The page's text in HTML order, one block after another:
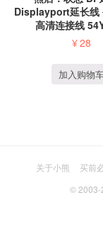
Displayport延长线
高清连接线
¥28
加入购物
关于小熊 买前
© 2003-